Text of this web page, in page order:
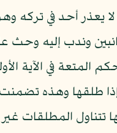
يعذر أحد في تركه
وندب إليه وحث
المتعة في
طلقها وهذه
أنها تتناول